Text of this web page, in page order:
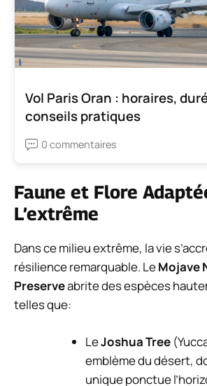
Vol Paris Oran : horaires,
conseils pratiques
0 commentaires
Faune et Flore
L’extrême
Dans ce milieu extrême, la vie
résilience remarquable. LeMojave
Preserveabrite des espèces
telles que:
LeJoshua Tree
emblème du désert,
unique ponctue